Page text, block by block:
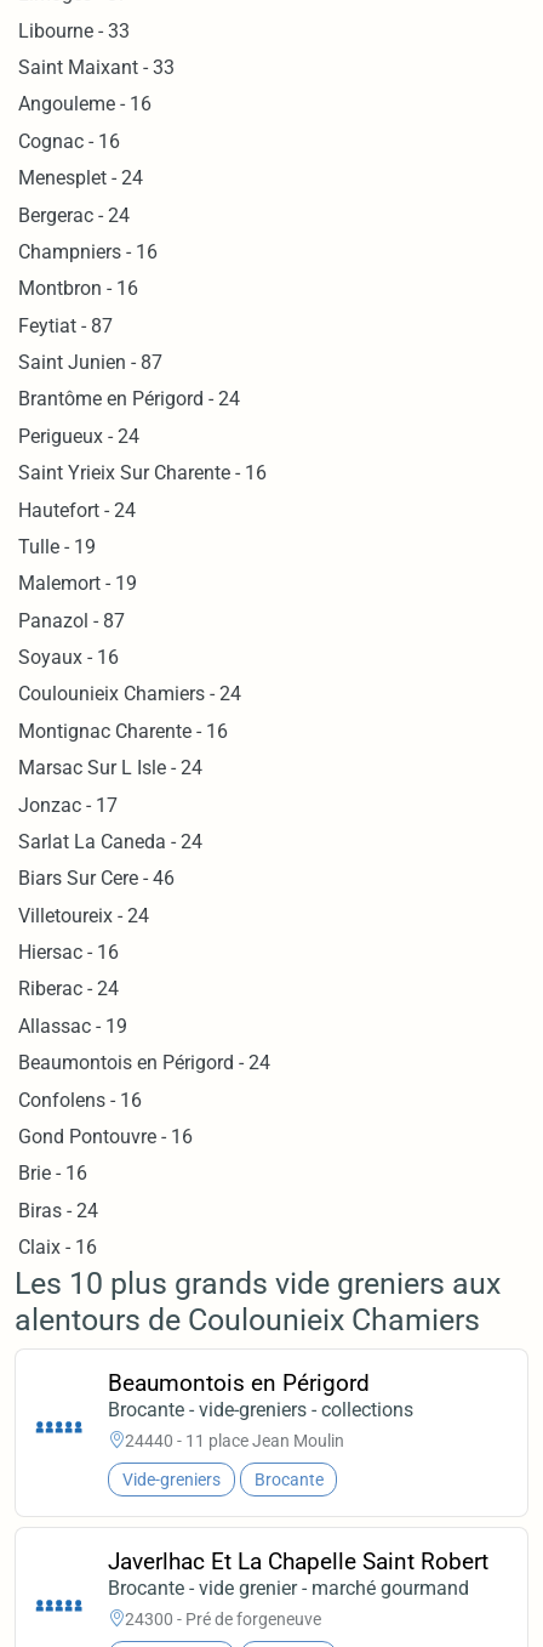
Libourne - 33
Saint Maixant - 33
Angouleme - 16
Cognac - 16
Menesplet - 24
Bergerac - 24
Champniers - 16
Montbron - 16
Feytiat - 87
Saint Junien - 87
Brantôme en Périgord - 24
Perigueux - 24
Saint Yrieix Sur Charente - 16
Hautefort - 24
Tulle - 19
Malemort - 19
Panazol - 87
Soyaux - 16
Coulounieix Chamiers - 24
Montignac Charente - 16
Marsac Sur L Isle - 24
Jonzac - 17
Sarlat La Caneda - 24
Biars Sur Cere - 46
Villetoureix - 24
Hiersac - 16
Riberac - 24
Allassac - 19
Beaumontois en Périgord - 24
Confolens - 16
Gond Pontouvre - 16
Brie - 16
Biras - 24
Claix - 16
Les 10 plus grands vide greniers aux
alentours de Coulounieix Chamiers
Beaumontois en Périgord
Brocante - vide-greniers - collections
24440 - 11 place Jean Moulin
Vide-greniers Brocante
Javerlhac Et La Chapelle Saint Robert
Brocante - vide grenier - marché gourmand
24300 - Pré de forgeneuve